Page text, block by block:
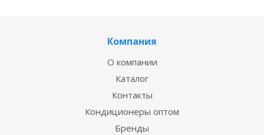
Компания
О компании
Каталог
Контакты
Кондиционеры оптом
Бренды